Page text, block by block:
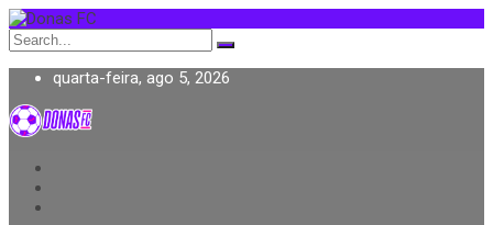
Search
for:
quarta-feira, ago 5, 2026
Donas FC